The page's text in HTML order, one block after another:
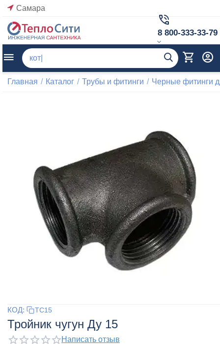
Самара
8 800-333-33-79
Главная / Каталог / Трубы и фитинги / Черные фитинги
КОД: TC15
Тройник чугун Ду 15
Написать отзыв